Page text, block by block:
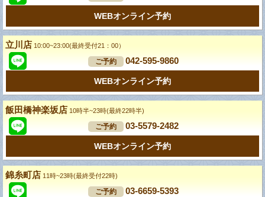
WEBオンライン予約
立川店 10:00~23:00(最終受付21：00）
ご予約 042-595-9860
WEBオンライン予約
飯田橋神楽坂店 10時半~23時(最終22時半)
ご予約 03-5579-2482
WEBオンライン予約
錦糸町店 11時~23時(最終受付22時)
ご予約 03-6659-5393